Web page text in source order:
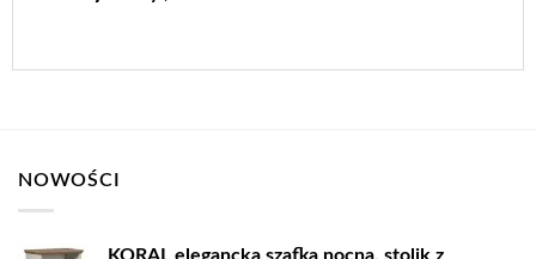
NOWOŚCI
KORAL elegancka szafka nocna, stolik z